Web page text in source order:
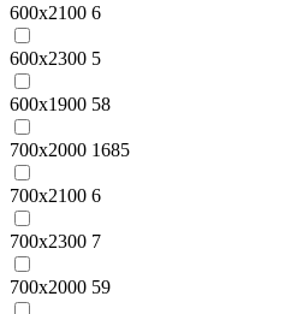
600x2100 6
600x2300 5
600х1900 58
700x2000 1685
700x2100 6
700x2300 7
700х2000 59